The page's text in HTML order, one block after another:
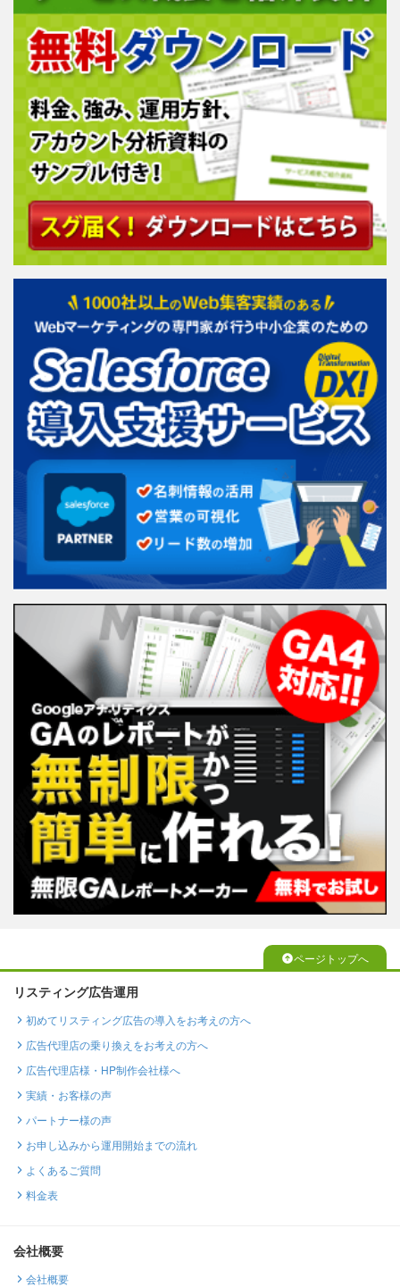
ページトップへ
リスティング広告運用
初めてリスティング広告の導入をお考えの方へ
広告代理店の乗り換えをお考えの方へ
広告代理店様・HP制作会社様へ
実績・お客様の声
パートナー様の声
お申し込みから運用開始までの流れ
よくあるご質問
料金表
会社概要
会社概要